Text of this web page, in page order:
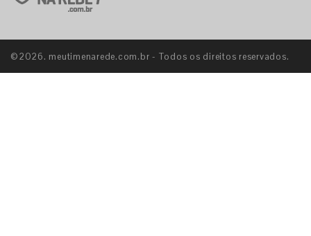
©2026. meutimenarede.com.br - Todos os direitos reservados.